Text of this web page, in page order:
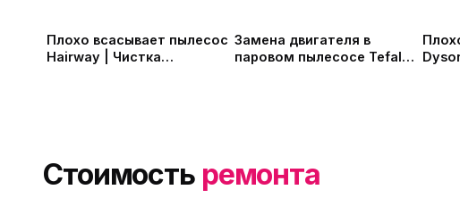
Плохо всасывает пылесос
Hairway | Чистка
Замена двигателя в
паровом пылесосе Tefal
Стоимость ремонта